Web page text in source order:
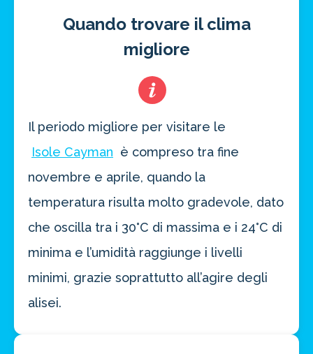
Quando trovare il clima
migliore
Il periodo migliore per visitare le
Isole Cayman è compreso tra fine
novembre e aprile, quando la
temperatura risulta molto gradevole, dato
che oscilla tra i 30°C di massima e i 24°C di
minima e l’umidità raggiunge i livelli
minimi, grazie soprattutto all’agire degli
alisei.